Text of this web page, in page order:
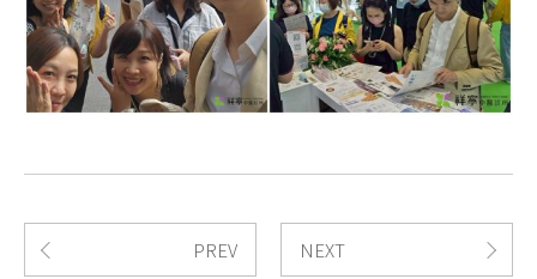
PREV NEXT